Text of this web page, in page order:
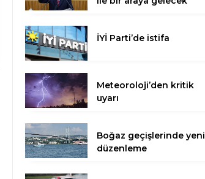
İYİ Parti’de istifa
Meteoroloji’den kritik
uyarı
Boğaz geçişlerinde yeni
düzenleme